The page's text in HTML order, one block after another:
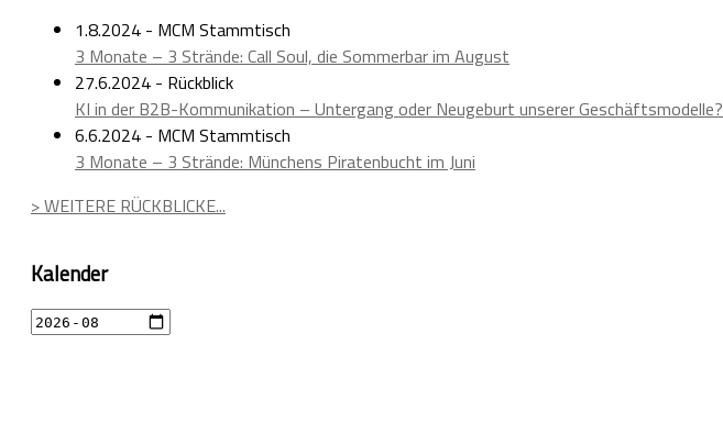
1.8.2024 - MCM Stammtisch
3 Monate – 3 Strände: Call Soul, die Sommerbar im August
27.6.2024 - Rückblick
KI in der B2B-Kommunikation – Untergang oder Neugeburt unserer Geschäftsmodelle?
6.6.2024 - MCM Stammtisch
3 Monate – 3 Strände: Münchens Piratenbucht im Juni
> WEITERE RÜCKBLICKE...
Kalender